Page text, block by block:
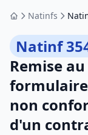
AccueilNatinfs
Natinf
Remise
non
d'un